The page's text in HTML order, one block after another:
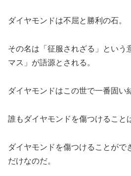
ダイヤモンドは不屈と勝利の石。
その名は「征服されざる」という
マス」が語源とされる。
ダイヤモンドはこの世で一番固い
誰もダイヤモンドを傷つけること
ダイヤモンドを傷つけることがで
だけなのだ。